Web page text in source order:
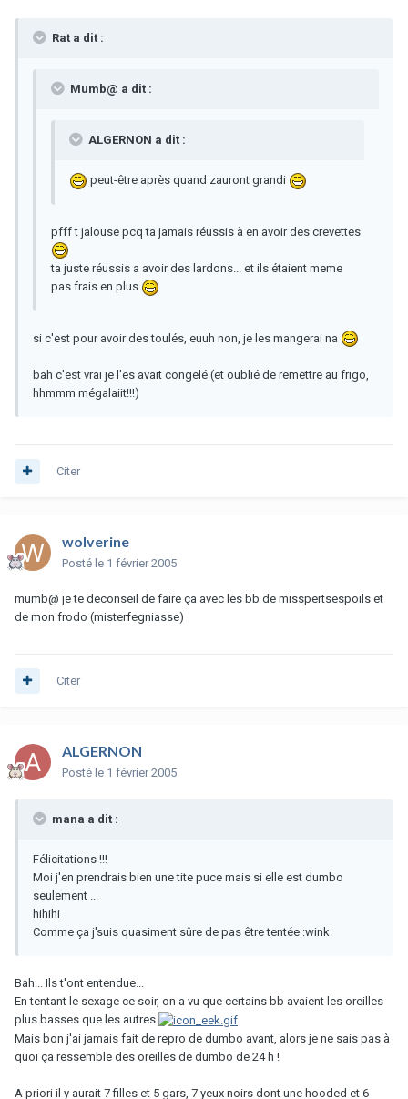
Rat a dit :
Mumb@ a dit :
ALGERNON a dit :
peut-être après quand zauront grandi
pfff t jalouse pcq ta jamais réussis à en avoir des crevettes
ta juste réussis a avoir des lardons... et ils étaient meme
pas frais en plus
si c'est pour avoir des toulés, euuh non, je les mangerai na
bah c'est vrai je l'es avait congelé (et oublié de remettre au frigo,
hhmmm mégalaiit!!!)
Citer
wolverine
Posté le 1 février 2005
mumb@ je te deconseil de faire ça avec les bb de misspertsespoils et
de mon frodo (misterfegniasse)
Citer
ALGERNON
Posté le 1 février 2005
mana a dit :
Félicitations !!!
Moi j'en prendrais bien une tite puce mais si elle est dumbo
seulement ...
hihihi
Comme ça j'suis quasiment sûre de pas être tentée :wink:
Bah... Ils t'ont entendue...
En tentant le sexage ce soir, on a vu que certains bb avaient les oreilles
plus basses que les autres
Mais bon j'ai jamais fait de repro de dumbo avant, alors je ne sais pas à
quoi ça ressemble des oreilles de dumbo de 24 h !
A priori il y aurait 7 filles et 5 gars, 7 yeux noirs dont une hooded et 6